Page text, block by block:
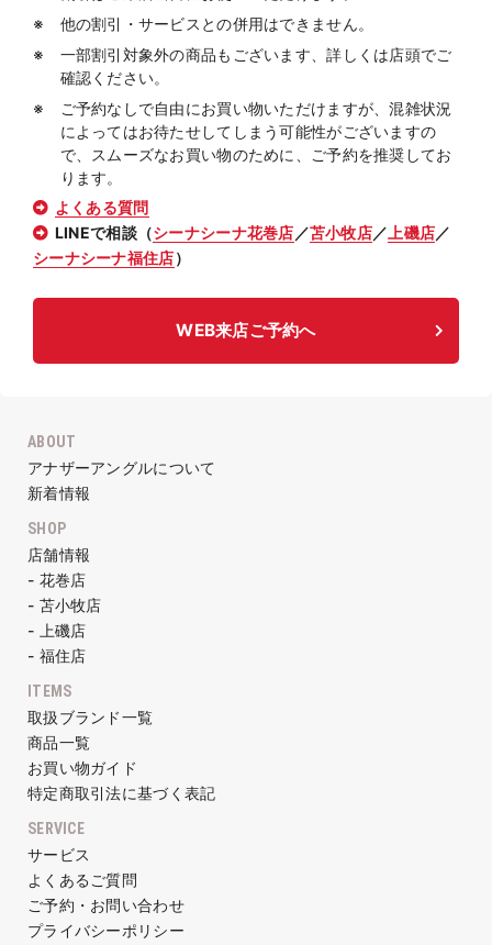
他の割引・サービスとの併用はできません。
一部割引対象外の商品もございます、詳しくは店頭でご
確認ください。
ご予約なしで自由にお買い物いただけますが、混雑状況
によってはお待たせしてしまう可能性がございますの
で、スムーズなお買い物のために、ご予約を推奨してお
ります。
よくある質問
LINEで相談（シーナシーナ花巻店 ／苫小牧店／ 上磯店／
シーナシーナ福住店）
WEB来店ご予約へ
ABOUT
アナザーアングルについて
新着情報
SHOP
店舗情報
- 花巻店
- 苫小牧店
- 上磯店
- 福住店
ITEMS
取扱ブランド一覧
商品一覧
お買い物ガイド
特定商取引法に基づく表記
SERVICE
サービス
よくあるご質問
ご予約・お問い合わせ
プライバシーポリシー